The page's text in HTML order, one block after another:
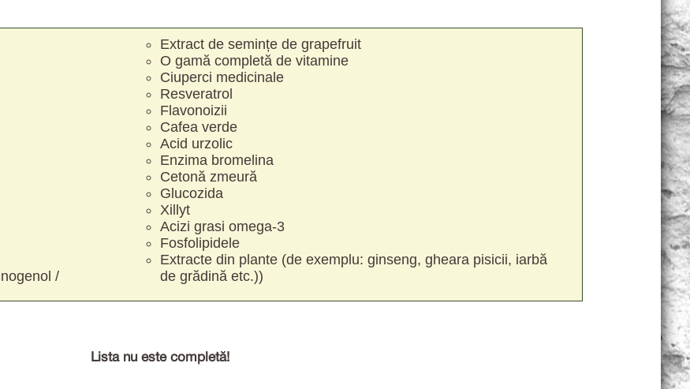
/
Extract de semințe de grapefruit
O gamă completă de vitamine
Ciuperci medicinale
Resveratrol
Flavonoizii
Cafea verde
Acid urzolic
Enzima bromelina
Cetonă zmeură
Glucozida
Xillyt
Acizi grasi omega-3
Fosfolipidele
Extracte din plante (de exemplu: ginseng, gheara pisicii, iarbă
de grădină etc.))
Lista nu este completă!